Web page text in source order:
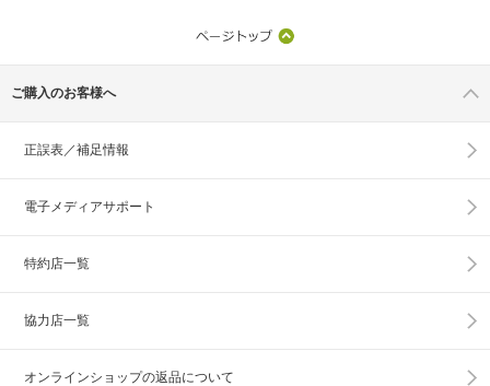
ご購入のお客様へ
正誤表／補足情報
電子メディアサポート
特約店一覧
協力店一覧
オンラインショップの返品について